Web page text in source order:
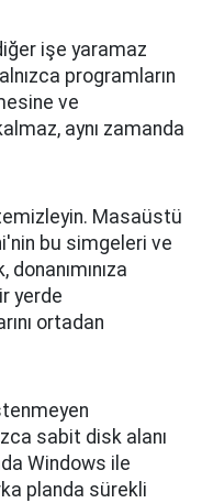
işe yaramaz
programların
ve
aynı zamanda
Masaüstü
bu simgeleri ve
yerde
ortadan
sabit disk alanı
Windows ile
planda sürekli